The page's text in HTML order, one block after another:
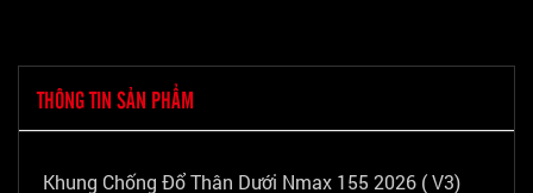
THÔNG TIN SẢN PHẨM
Khung Chống Đổ Thân Dưới Nmax 155 2026 ( V3)